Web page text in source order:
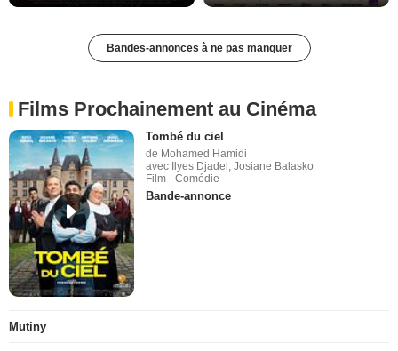
Bandes-annonces à ne pas manquer
Films Prochainement au Cinéma
Tombé du ciel
de Mohamed Hamidi
avec Ilyes Djadel, Josiane Balasko
Film - Comédie
Bande-annonce
Mutiny